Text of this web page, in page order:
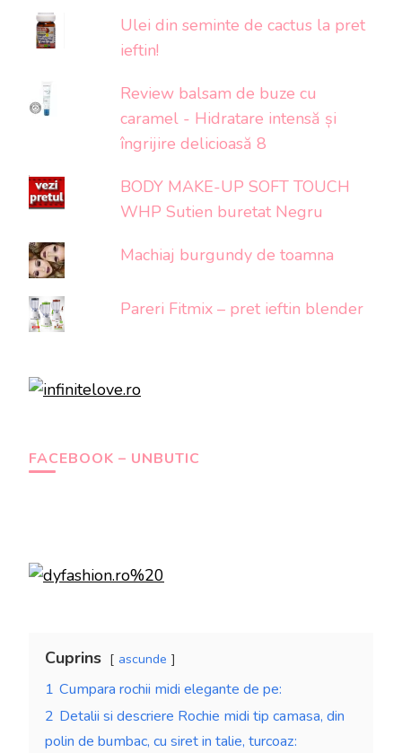
Ulei din seminte de cactus la pret
ieftin!
Review balsam de buze cu
caramel - Hidratare intensă și
îngrijire delicioasă 8
BODY MAKE-UP SOFT TOUCH
WHP Sutien buretat Negru
Machiaj burgundy de toamna
Pareri Fitmix – pret ieftin blender
FACEBOOK – UNBUTIC
Cuprins ascunde
1 Cumpara rochii midi elegante de pe:
2 Detalii si descriere Rochie midi tip camasa, din
polin de bumbac, cu siret in talie, turcoaz: